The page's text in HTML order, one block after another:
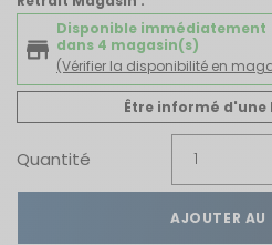
Disponible immédiatement
dans 4 magasin(s)
(Vérifier la disponibilité en
Être informé d'une
Quantité
AJOUTER AU